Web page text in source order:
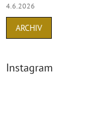
4.6.2026
ARCHIV
Instagram